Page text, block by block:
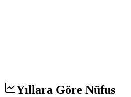
Yıllara Göre Nüfus